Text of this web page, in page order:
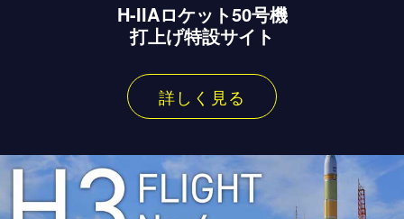
H-IIAロケット50号機
打上げ特設サイト
詳しく見る